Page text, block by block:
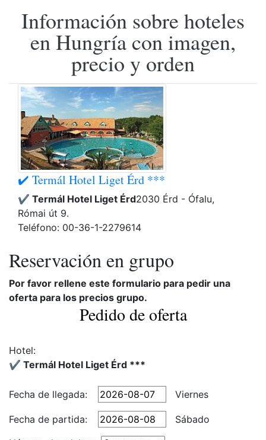
Información sobre hoteles
en Hungría con imagen,
precio y orden
✔️ Termál Hotel Liget Érd ***
✔️ Termál Hotel Liget Érd2030 Érd - Ófalu,
Római út 9.
Teléfono: 00-36-1-2279614
Reservación en grupo
Por favor rellene este formulario para pedir una
oferta para los precios grupo.
Pedido de oferta
Hotel:
✔️ Termál Hotel Liget Érd ***
Fecha de llegada: Viernes
Fecha de partida:
Sábado